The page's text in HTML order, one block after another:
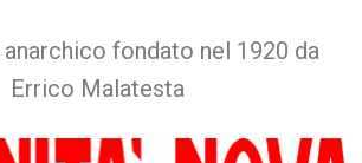
fondato nel 1920 da
Errico Malatesta